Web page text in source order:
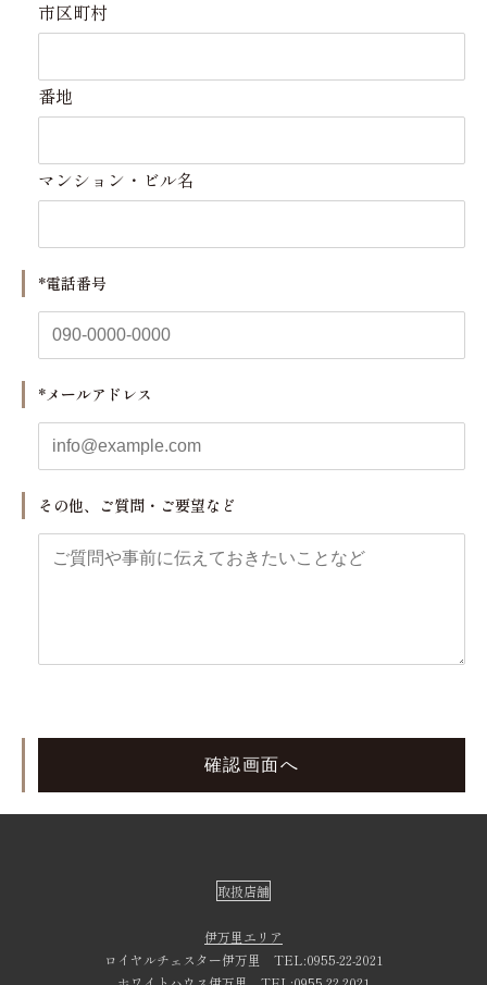
市区町村
番地
マンション・ビル名
*電話番号
*メールアドレス
その他、ご質問・ご要望など
取扱店舗
伊万里エリア
ロイヤルチェスター伊万里 TEL:0955-22-2021